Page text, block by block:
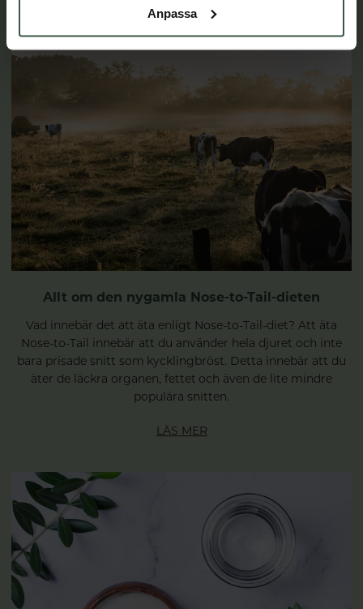
Anpassa
Allt om den nygamla Nose-to-Tail-dieten
Vad innebär det att äta enligt Nose-to-Tail-diet? Att äta
Nose-to-Tail innebär att du använder hela djuret och inte
bara prisade snitt som kycklingbröst. Detta innebär att du
äter de läckra organen, fettet och även de lite mindre
populära snitten.
LÄS MER